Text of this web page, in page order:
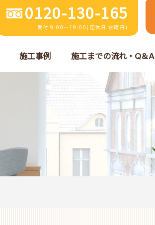
0120-130-165
受付 9:00～19:00(定休日 水曜日)
施工事例 施工までの流れ・Q&A